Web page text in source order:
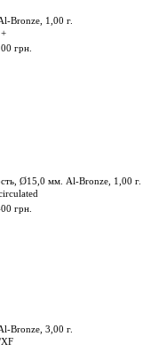
Ø15,0 мм. Al-Bronze, 1,00 г.
грн.